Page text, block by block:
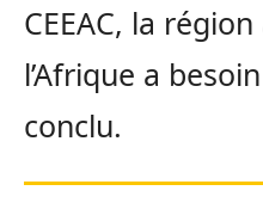
CEEAC, la
l’Afrique a
conclu.